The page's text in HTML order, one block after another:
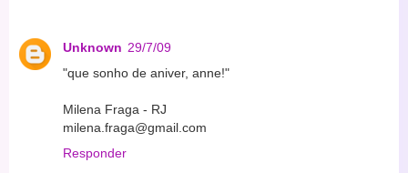
Unknown 29/7/09
"que sonho de aniver, anne!"
Milena Fraga - RJ
milena.fraga@gmail.com
Responder